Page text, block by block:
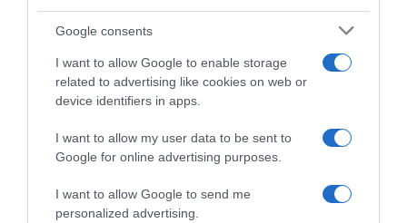
Google consents
I want to allow Google to enable storage
related to advertising like cookies on web or
device identifiers in apps.
I want to allow my user data to be sent to
Google for online advertising purposes.
I want to allow Google to send me
personalized advertising.